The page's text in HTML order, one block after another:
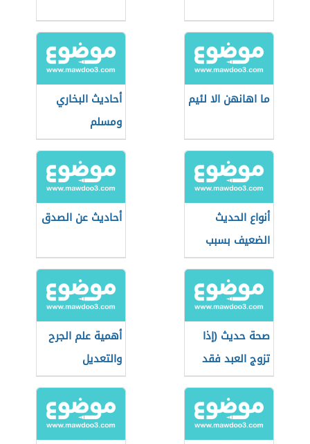
ما اهانهن الا لئيم
أحاديث البخاري
ومسلم
أنواع الحديث
الضعيف بسبب
الطعن في الراوي
أحاديث عن الصدق
صحة حديث (إذا
تزوج العبد فقد
استكمل نصف
الدين)
أهمية علم الجرح
والتعديل